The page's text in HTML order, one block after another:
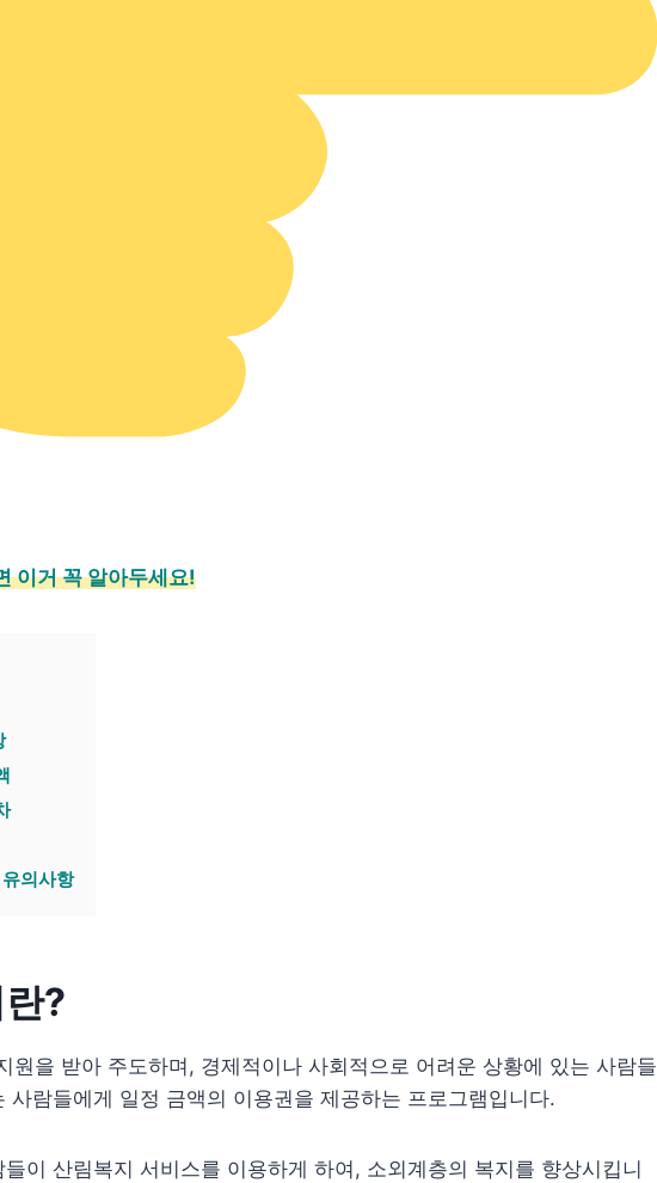
이거 꼭 알아두세요!
의사항
?
원을 받아 주도하며, 경제적이나 사회적으로 어려운 상황에 있는 사람들
사람들에게 일정 금액의 이용권을 제공하는 프로그램입니다.
이 산림복지 서비스를 이용하게 하여, 소외계층의 복지를 향상시킵니